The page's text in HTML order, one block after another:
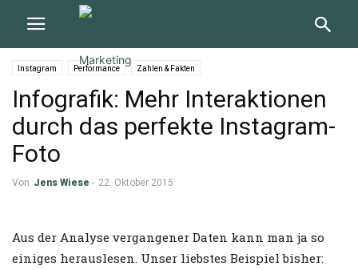
Instagram Performance Zahlen & Fakten
Infografik: Mehr Interaktionen
durch das perfekte Instagram-
Foto
Von Jens Wiese - 22. Oktober 2015
Aus der Analyse vergangener Daten kann man ja so
einiges herauslesen. Unser liebstes Beispiel bisher: